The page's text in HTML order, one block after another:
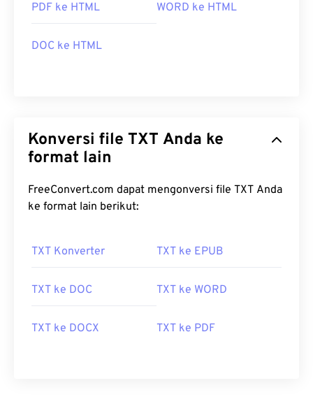
PDF ke HTML WORD ke HTML
DOC ke HTML
Konversi file TXT Anda ke
format lain
FreeConvert.com dapat mengonversi file TXT Anda
ke format lain berikut:
TXT Konverter TXT ke EPUB
TXT ke DOC TXT ke WORD
TXT ke DOCX TXT ke PDF